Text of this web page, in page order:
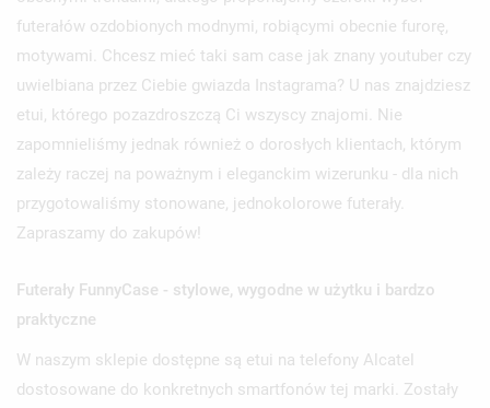
futerałów ozdobionych modnymi, robiącymi obecnie furorę,
motywami. Chcesz mieć taki sam case jak znany youtuber czy
uwielbiana przez Ciebie gwiazda Instagrama? U nas znajdziesz
etui, którego pozazdroszczą Ci wszyscy znajomi. Nie
zapomnieliśmy jednak również o dorosłych klientach, którym
zależy raczej na poważnym i eleganckim wizerunku - dla nich
przygotowaliśmy stonowane, jednokolorowe futerały.
Zapraszamy do zakupów!
Futerały FunnyCase - stylowe, wygodne w użytku i bardzo
praktyczne
W naszym sklepie dostępne są etui na telefony Alcatel
dostosowane do konkretnych smartfonów tej marki. Zostały